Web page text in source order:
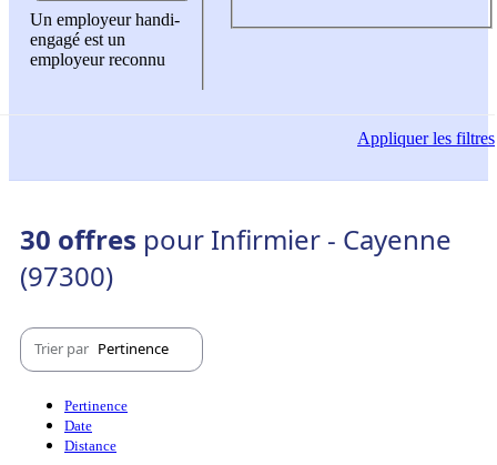
Un employeur handi-
engagé est un
employeur reconnu
Appliquerles filtres
30 offres pour Infirmier - Cayenne
(97300)
Trier par Pertinence
Pertinence
Date
Distance